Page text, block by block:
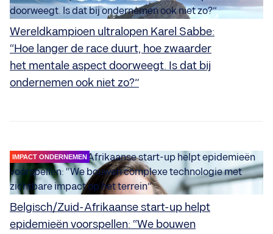
Wereldkampioen ultralopen Karel Sabbe:
“Hoe langer de race duurt, hoe zwaarder
het mentale aspect doorweegt. Is dat bij
ondernemen ook niet zo?”
IMPACT ONDERNEMEN
Belgisch/Zuid-Afrikaanse start-up helpt
epidemieën voorspellen: “We bouwen